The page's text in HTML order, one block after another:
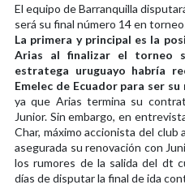
El equipo de Barranquilla
será su final número 14 en
La primera y principal es la
Arias al finalizar el torneo
estratega uruguayo habría
Emelec de Ecuador para ser
ya que Arias termina su
Junior. Sin embargo, en
Char, máximo accionista del
asegurada su renovación con
los rumores de la salida del dt
días de disputar la final de ida